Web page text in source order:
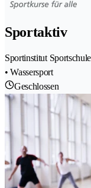
Sportaktiv
Sportinstitut
• Wassersport
Geschlossen